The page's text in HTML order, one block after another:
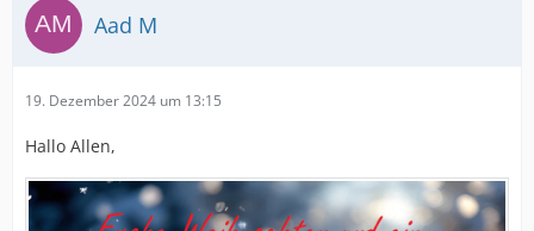
Aad M
19. Dezember 2024 um 13:15
Hallo Allen,